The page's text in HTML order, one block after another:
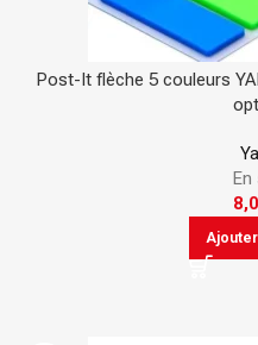
Post-It flèche 5 couleurs